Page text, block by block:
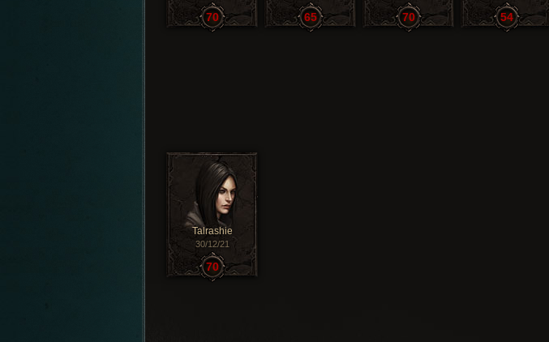
70 65 70 54
Talrashie
30/12/21
70